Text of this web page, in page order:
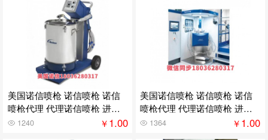
美国诺信喷枪 诺信喷枪 诺信
喷枪代理 代理诺信喷枪 进口
喷枪1240 ￥1.00
美国诺信喷枪 诺信喷枪 诺信
喷枪代理 代理诺信喷枪 进口
喷枪1364 ￥1.00